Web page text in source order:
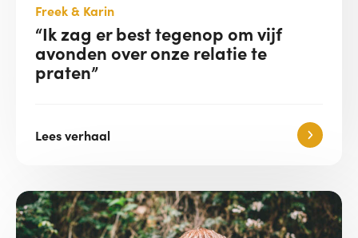
Freek & Karin
“Ik zag er best tegenop om vijf
avonden over onze relatie te
praten”
Lees verhaal